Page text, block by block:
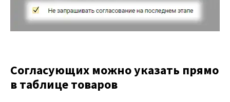
Согласующих можно указать прямо
в таблице товаров